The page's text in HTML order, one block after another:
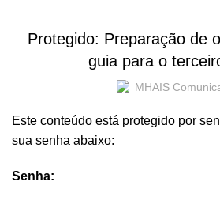
Protegido: Preparação de
guia para o
MHAIS
Este conteúdo está protegido por
sua senha abaixo:
Senha: